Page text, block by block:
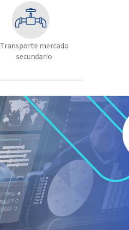
Transporte mercado
secundario